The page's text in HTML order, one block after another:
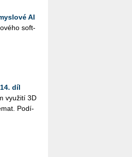
AI
soft­
díl
vy­u­ži­tí 3D
Po­dí­